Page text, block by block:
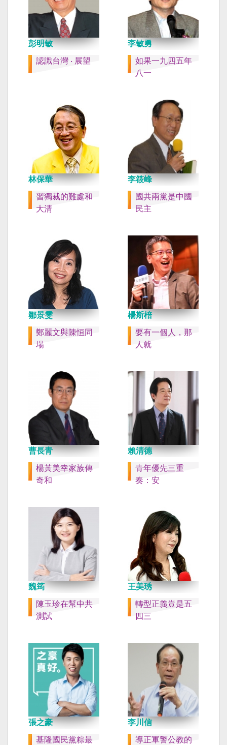
彭明敏
認識台灣 ‧ 展望
李敏勇
如果一九四五年
八一
林保華
習獨裁的難處和
大清
李筱峰
國共兩黨是中國
民主
鄒景雯
鄭麗文與陳恒同
場
楊斯棓
要有一個人，那
人就
曹長青
楊黃美幸家族傳
奇和
賴清德
青年優先三重
奏：安
魏筠
陳玉珍在幫中共
測試
王美琇
轉型正義豈是五
四三
張之豪
基隆國民黨粽最
李川信
導正軍警公教的